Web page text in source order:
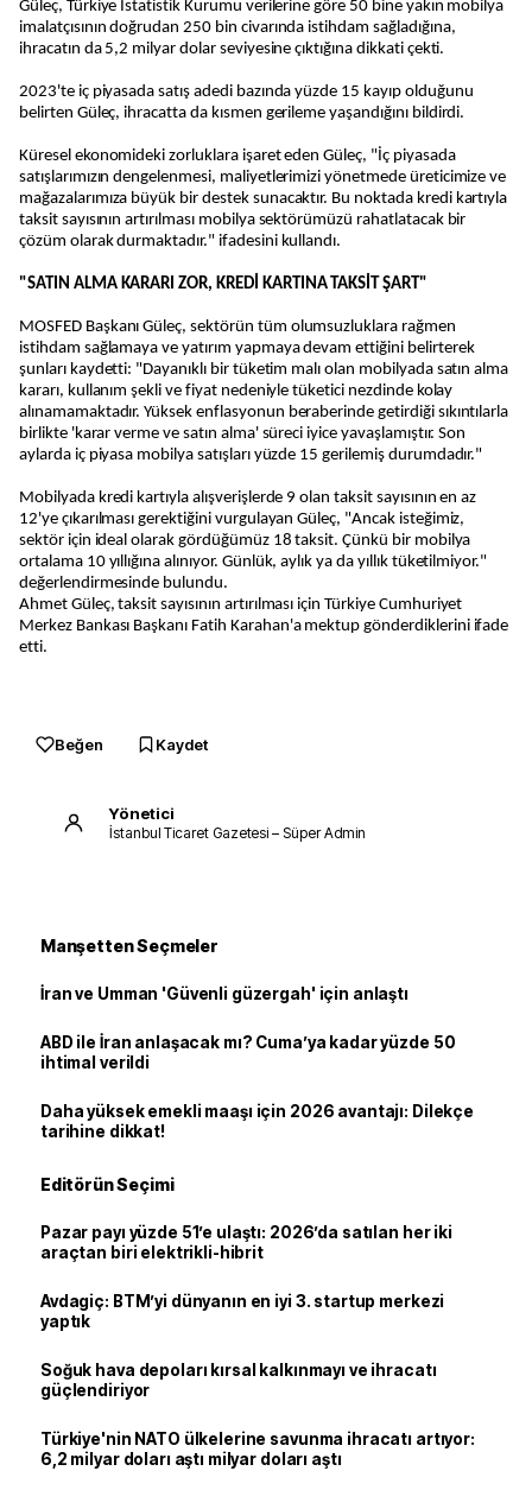
Güleç, Türkiye İstatistik Kurumu verilerine göre 50 bine yakın mobilya
imalatçısının doğrudan 250 bin civarında istihdam sağladığına,
ihracatın da 5,2 milyar dolar seviyesine çıktığına dikkati çekti.
2023'te iç piyasada satış adedi bazında yüzde 15 kayıp olduğunu
belirten Güleç, ihracatta da kısmen gerileme yaşandığını bildirdi.
Küresel ekonomideki zorluklara işaret eden Güleç, "İç piyasada
satışlarımızın dengelenmesi, maliyetlerimizi yönetmede üreticimize ve
mağazalarımıza büyük bir destek sunacaktır. Bu noktada kredi kartıyla
taksit sayısının artırılması mobilya sektörümüzü rahatlatacak bir
çözüm olarak durmaktadır." ifadesini kullandı.
"SATIN ALMA KARARI ZOR, KREDİ KARTINA TAKSİT ŞART"
MOSFED Başkanı Güleç, sektörün tüm olumsuzluklara rağmen
istihdam sağlamaya ve yatırım yapmaya devam ettiğini belirterek
şunları kaydetti: "Dayanıklı bir tüketim malı olan mobilyada satın alma
kararı, kullanım şekli ve fiyat nedeniyle tüketici nezdinde kolay
alınamamaktadır. Yüksek enflasyonun beraberinde getirdiği sıkıntılarla
birlikte 'karar verme ve satın alma' süreci iyice yavaşlamıştır. Son
aylarda iç piyasa mobilya satışları yüzde 15 gerilemiş durumdadır."
Mobilyada kredi kartıyla alışverişlerde 9 olan taksit sayısının en az
12'ye çıkarılması gerektiğini vurgulayan Güleç, "Ancak isteğimiz,
sektör için ideal olarak gördüğümüz 18 taksit. Çünkü bir mobilya
ortalama 10 yıllığına alınıyor. Günlük, aylık ya da yıllık tüketilmiyor."
değerlendirmesinde bulundu.
Ahmet Güleç, taksit sayısının artırılması için Türkiye Cumhuriyet
Merkez Bankası Başkanı Fatih Karahan'a mektup gönderdiklerini ifade
etti.
Beğen Kaydet
Yönetici
İstanbul Ticaret Gazetesi – Süper Admin
Manşetten Seçmeler
İran ve Umman 'Güvenli güzergah' için anlaştı
ABD ile İran anlaşacak mı? Cuma’ya kadar yüzde 50
ihtimal verildi
Daha yüksek emekli maaşı için 2026 avantajı: Dilekçe
tarihine dikkat!
Editörün Seçimi
Pazar payı yüzde 51’e ulaştı: 2026’da satılan her iki
araçtan biri elektrikli-hibrit
Avdagiç: BTM’yi dünyanın en iyi 3. startup merkezi
yaptık
Soğuk hava depoları kırsal kalkınmayı ve ihracatı
güçlendiriyor
Türkiye'nin NATO ülkelerine savunma ihracatı artıyor:
6,2 milyar doları aştı milyar doları aştı